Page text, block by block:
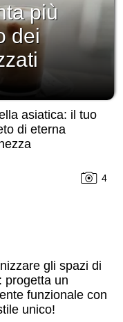
più
dei
asiatica: il tuo
di eterna
4
gli spazi di
progetta un
funzionale con
unico!